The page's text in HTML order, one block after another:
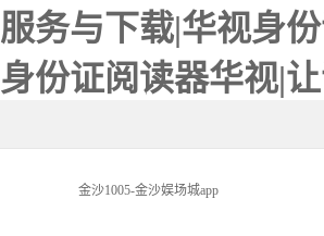
服务与下载|华视身
身份证阅读器华视|
金沙1005-金沙娱场城app